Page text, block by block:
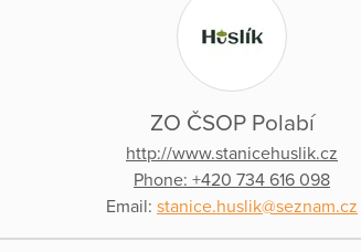
ZO ČSOP Polabí
http://www.stanicehuslik.cz
Phone: +420 734 616 098
Email: stanice.huslik@seznam.cz